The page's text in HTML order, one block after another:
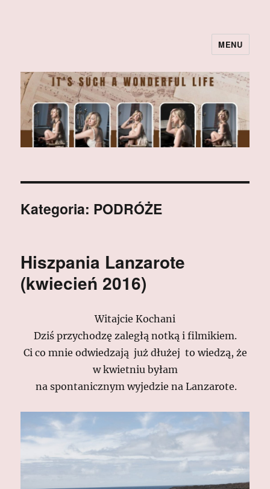
MENU
Kategoria: PODRÓŻE
Hiszpania Lanzarote
(kwiecień 2016)
Witajcie Kochani
Dziś przychodzę zaległą notką i filmikiem.
Ci co mnie odwiedzają już dłużej to wiedzą, że
w kwietniu byłam
na spontanicznym wyjedzie na Lanzarote.